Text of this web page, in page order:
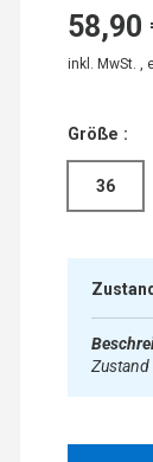
58,90
inkl. MwSt. ,
Größe :
36
Zustand